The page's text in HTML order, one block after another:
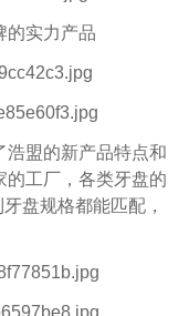
的实力产品
浩盟的新产品特点和
的工厂，各类牙盘的
盘规格都能匹配，